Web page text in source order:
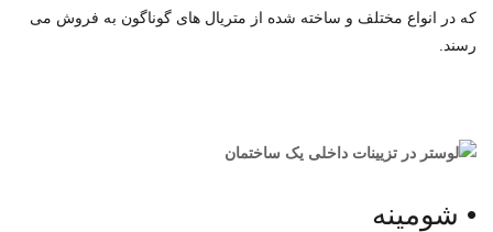
که در انواع مختلف و ساخته شده از متریال های گوناگون به فروش می
رسند.
• شومینه